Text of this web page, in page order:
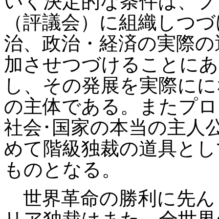
（評議会）に組織しつ
治、政治・経済の実際
加させつづけることに
し、その発展を実際に
の主体である。またプ
社会･国家の本当の主人
めて階級独裁の道具と
ものとなる。
世界革命の勝利に先